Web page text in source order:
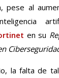
pese al
en su
la falta de